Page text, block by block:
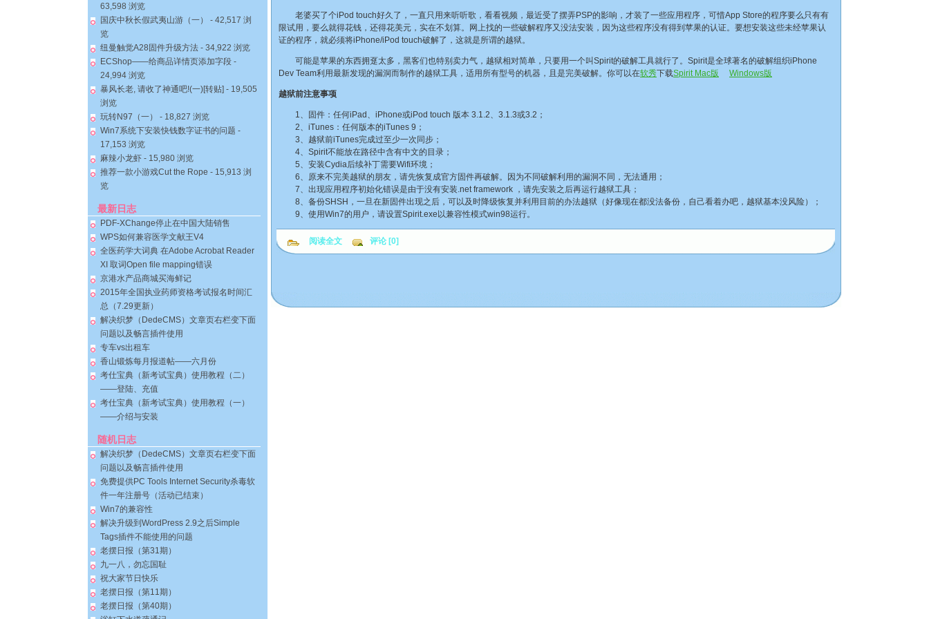
63,598 浏览
国庆中秋长假武夷山游（一）
- 42,517 浏
览
纽曼触觉A28固件升级方法 - 34,922 浏览
ECShop——给商品详情页添加字段 -
24,994 浏览
暴风长老, 请收了神通吧!(一)[转贴] - 19,505
浏览
玩转N97（一）
- 18,827 浏览
Win7系统下安装快钱数字证书的问题 -
17,153 浏览
麻辣小龙虾 - 15,980 浏览
推荐一款小游戏Cut the Rope - 15,913 浏
览
最新日志
PDF-XChange停止在中国大陆销售
WPS如何兼容医学文献王V4
全医药学大词典 在Adobe Acrobat Reader
XI 取词Open file mapping错误
京港水产品商城买海鲜记
2015年全国执业药师资格考试报名时间汇
总（7.29更新）
解决织梦（DedeCMS）文章页右栏变下面
问题以及畅言插件使用
专车vs出租车
香山锻炼每月报道帖——六月份
考仕宝典（新考试宝典）使用教程（二）
——登陆、充值
考仕宝典（新考试宝典）使用教程（一）
——介绍与安装
随机日志
解决织梦（DedeCMS）文章页右栏变下面
问题以及畅言插件使用
免费提供PC Tools Internet Security杀毒软
件一年注册号（活动已结束）
Win7的兼容性
解决升级到WordPress 2.9之后Simple
Tags插件不能使用的问题
老摆日报（第31期）
九一八，勿忘国耻
祝大家节日快乐
老摆日报（第11期）
老摆日报（第40期）
老婆买了个iPod touch好久了，一直只用来听听歌，看看视频，最近受了摆弄PSP的影响，才装了一些应用程序，可惜App Store的程序要么只有有
限试用，要么就得花钱，还得花美元，实在不划算。网上找的一些破解程序又没法安装，因为这些程序没有得到苹果的认证。要想安装这些未经苹果认
证的程序，就必须将iPhone/iPod touch破解了，这就是所谓的越狱。
可能是苹果的东西拥趸太多，黑客们也特别卖力气，越狱相对简单，只要用一个叫Spirit的破解工具就行了。Spirit是全球著名的破解组织iPhone
Dev Team利用最新发现的漏洞而制作的越狱工具，适用所有型号的机器，且是完美破解。你可以在软秀下载Spirit Mac版 Windows版
越狱前注意事项
1、固件：任何iPad、iPhone或iPod touch 版本 3.1.2、3.1.3或3.2；
2、iTunes：任何版本的iTunes 9；
3、越狱前iTunes完成过至少一次同步；
4、Spirit不能放在路径中含有中文的目录；
5、安装Cydia后续补丁需要Wifi环境；
6、原来不完美越狱的朋友，请先恢复成官方固件再破解。因为不同破解利用的漏洞不同，无法通用；
7、出现应用程序初始化错误是由于没有安装.net framework ，请先安装之后再运行越狱工具；
8、备份SHSH，一旦在新固件出现之后，可以及时降级恢复并利用目前的办法越狱（好像现在都没法备份，自己看着办吧，越狱基本没风险）；
9、使用Win7的用户，请设置Spirit.exe以兼容性模式win98运行。
阅读全文 评论 [0]